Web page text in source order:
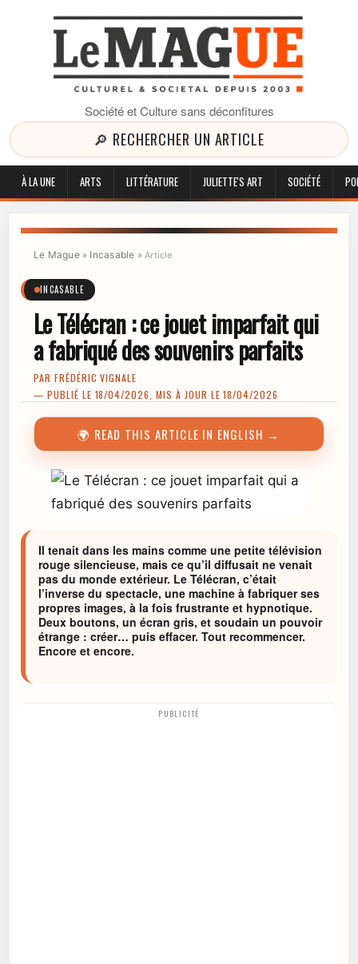
Société et Culture sans déconfitures
🔎 RECHERCHER UN ARTICLE
À LA UNE ARTS LITTÉRATURE JULIETTE'S ART SOCIÉTÉ
Le Mague» Incasable »Article
INCASABLE
Le Télécran : ce jouet imparfait qui
a fabriqué des souvenirs parfaits
PAR FRÉDÉRIC VIGNALE
— PUBLIÉ LE 18/04/2026, MIS À JOUR LE 18/04/2026
🌍 READ THIS ARTICLE IN ENGLISH →
Il tenait dans les mains comme une petite télévision
rouge silencieuse, mais ce qu’il diffusait ne venait
pas du monde extérieur. Le Télécran, c’était
l’inverse du spectacle, une machine à fabriquer ses
propres images, à la fois frustrante et hypnotique.
Deux boutons, un écran gris, et soudain un pouvoir
étrange : créer… puis effacer. Tout recommencer.
Encore et encore.
PUBLICITÉ